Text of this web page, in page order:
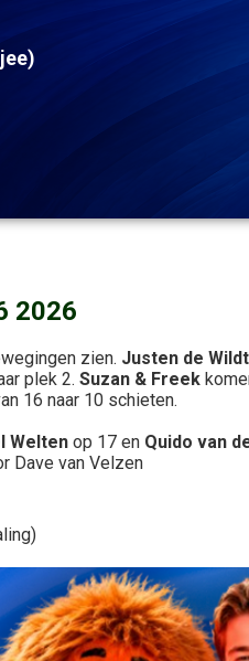
2026
zien. Justen de Wildt
plek 2. Suzan & Freek
16 naar 10 schieten.
Welten op 17 en Quido van
Dave van Velzen